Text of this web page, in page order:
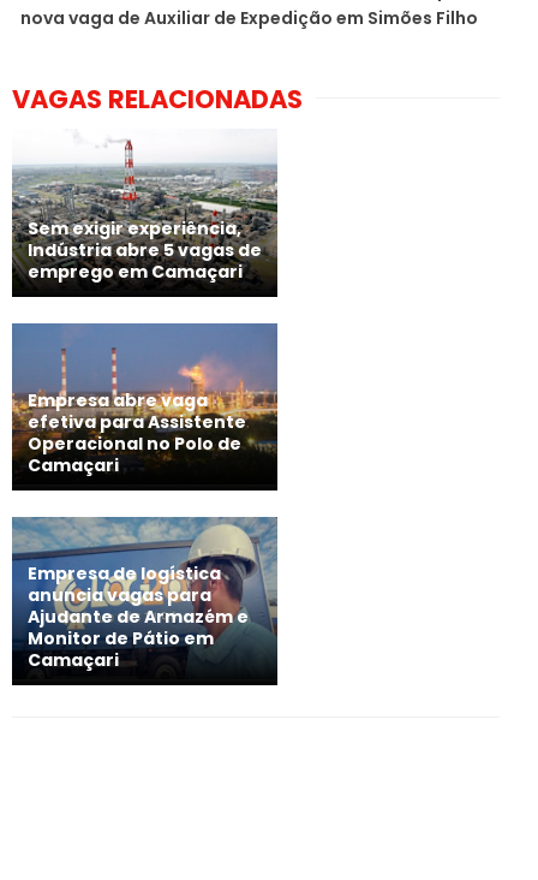
nova vaga de Auxiliar de Expedição em Simões Filho
VAGAS RELACIONADAS
Sem exigir experiência,
Indústria abre 5 vagas de
emprego em Camaçari
Empresa abre vaga
efetiva para Assistente
Operacional no Polo de
Camaçari
Empresa de logística
anuncia vagas para
Ajudante de Armazém e
Monitor de Pátio em
Camaçari